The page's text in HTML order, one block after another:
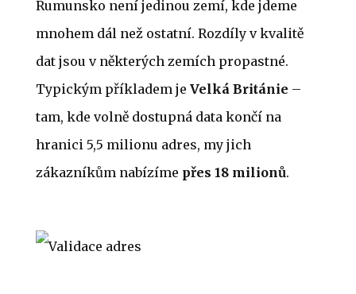
Rumunsko není jedinou zemí, kde jdeme
mnohem dál než ostatní. Rozdíly v kvalitě
dat jsou v některých zemích propastné.
Typickým příkladem je Velká Británie –
tam, kde volně dostupná data končí na
hranici 5,5 milionu adres, my jich
zákazníkům nabízíme přes 18 milionů.